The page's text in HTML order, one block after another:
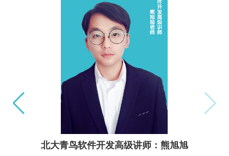
北大青鸟软件开发高级讲师：熊旭旭